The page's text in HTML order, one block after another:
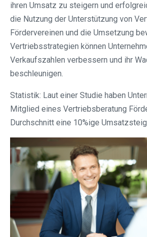
ihren Umsatz zu steigern und
die Nutzung der Unterstützung von
Fördervereinen und die Umsetzung
Vertriebsstrategien können
Verkaufszahlen verbessern und ihr
beschleunigen.
Statistik: Laut einer Studie haben
Mitglied eines Vertriebsberatung
Durchschnitt eine 10%ige